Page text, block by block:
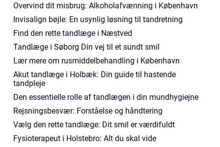
Overvind dit misbrug: Alkoholafvænning i København
Invisalign bøjle: En usynlig løsning til tandretning
Find den rette tandlæge i Næstved
Tandlæge i Søborg Din vej til et sundt smil
Lær mere om rusmiddelbehandling i København
Akut tandlæge i Holbæk: Din guide til hastende
tandpleje
Den essentielle rolle af tandlægen i din mundhygiejne
Rejsningsbesvær: Forståelse og håndtering
Vælg den rette tandlæge: Dit smil er værdifuldt
Fysioterapeut i Holstebro: Alt du skal vide